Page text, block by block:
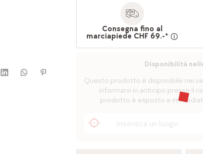
Consegna fino al
marciapiede CHF 69.-*
Disponibilità
Questo prodotto è disponibile nei
informarsi in anticipo presso il
prodotto è esposto e